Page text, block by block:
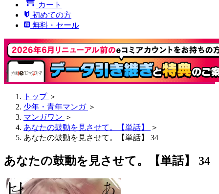
カート
初めての方
無料・セール
トップ ＞
少年・青年マンガ ＞
マンガワン ＞
あなたの鼓動を見させて。【単話】
＞
あなたの鼓動を見させて。【単話】 34
あなたの鼓動を見させて。【単話】 34